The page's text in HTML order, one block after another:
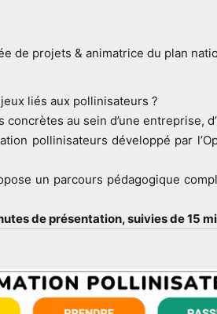
de projets & animatrice du plan
liés aux pollinisateurs ?
au sein d’une entreprise,
pollinisateurs développé par
un parcours pédagogique
de présentation, suivies de 15